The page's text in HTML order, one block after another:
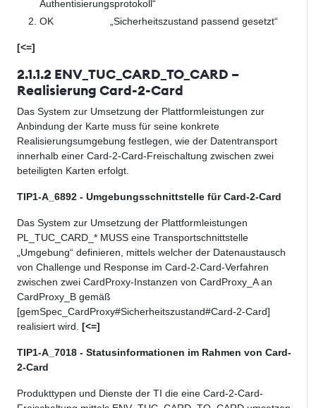
Authentisierungsprotokoll“
OK „Sicherheitszustand passend gesetzt“
[<=]
2.1.1.2 ENV_TUC_CARD_TO_CARD –
Realisierung Card-2-Card
Das System zur Umsetzung der Plattformleistungen zur
Anbindung der Karte muss für seine konkrete
Realisierungsumgebung festlegen, wie der Datentransport
innerhalb einer Card-2-Card-Freischaltung zwischen zwei
beteiligten Karten erfolgt.
TIP1-A_6892 - Umgebungsschnittstelle für Card-2-Card
Das System zur Umsetzung der Plattformleistungen
PL_TUC_CARD_* MUSS eine Transportschnittstelle
„Umgebung“ definieren, mittels welcher der Datenaustausch
von Challenge und Response im Card-2-Card-Verfahren
zwischen zwei CardProxy-Instanzen von CardProxy_A an
CardProxy_B gemäß
[gemSpec_CardProxy#Sicherheitszustand#Card-2-Card]
realisiert wird. [<=]
TIP1-A_7018 - Statusinformationen im Rahmen von Card-
2-Card
Produkttypen und Dienste der TI die eine Card-2-Card-